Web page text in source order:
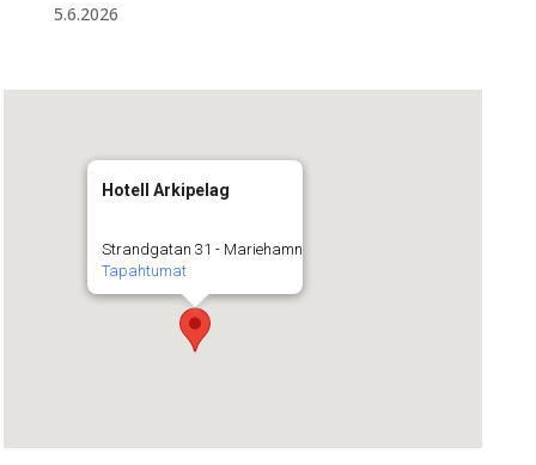
5.6.2026
Hotell Arkipelag
Strandgatan 31 - Mariehamn
Tapahtumat